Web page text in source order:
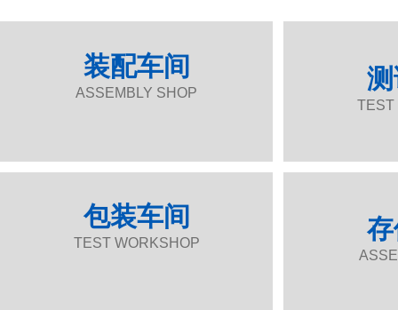
装配车间
ASSEMBLY SHOP
TEST
包装车间
TEST WORKSHOP